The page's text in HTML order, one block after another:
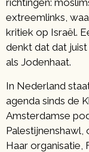
richtingen:
extreemlinks,
kritiek op Israël.
denkt dat dat
als Jodenhaat.
In Nederland
agenda sinds de
Amsterdamse
Haar organisatie,